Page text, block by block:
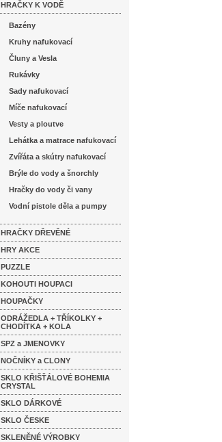
HRAČKY K VODĚ
Bazény
Kruhy nafukovací
Čluny a Vesla
Rukávky
Sady nafukovací
Míče nafukovací
Vesty a ploutve
Lehátka a matrace nafukovací
Zvířáta a skútry nafukovací
Brýle do vody a šnorchly
Hračky do vody či vany
Vodní pistole děla a pumpy
HRAČKY DŘEVĚNÉ
HRY AKCE
PUZZLE
KOHOUTI HOUPACI
HOUPAČKY
ODRÁŽEDLA + TŘÍKOLKY +
CHODÍTKA + KOLA
SPZ a JMENOVKY
NOČNÍKY a CLONY
SKLO KŘIŠŤÁLOVÉ BOHEMIA
CRYSTAL
SKLO DÁRKOVÉ
SKLO ČESKE
SKLENĚNÉ VÝROBKY